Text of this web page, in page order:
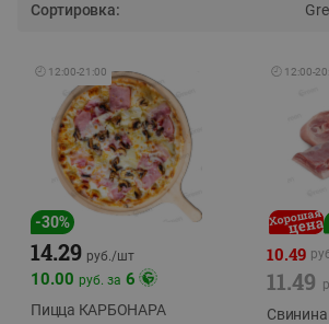
Сортировка:
🕘 12:00-21:00
-30%
14.29 руб./шт
10.00 руб. за 6
Пицца КАРБОНАРА
🕘 12:00-
10.49
11.49
Свинина